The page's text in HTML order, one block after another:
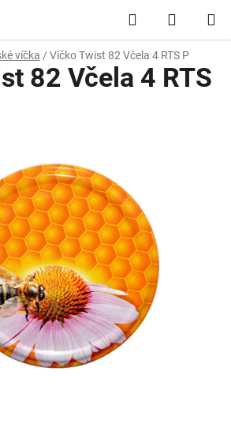
Hledat
KOŠÍK
víčka / Víčko Twist 82 Včela 4 RTS P
82 Včela 4 RTS